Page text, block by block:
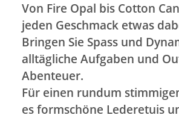
Von Fire Opal bis Cotton
jeden Geschmack etwas
Bringen Sie Spass und
alltägliche Aufgaben und
Abenteuer.
Für einen rundum
es formschöne Lederetuis